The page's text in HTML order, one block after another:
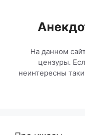
содержимому
На данном
цензуры.
неинтересны